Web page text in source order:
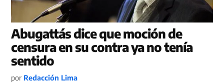
Abugattás dice que moción de
censura en su contra ya no tenía
sentido
por Redacción Lima